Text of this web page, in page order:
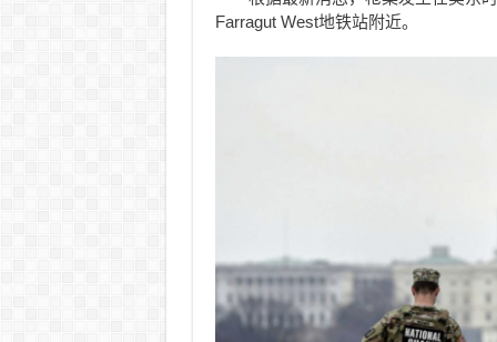
Farragut West地铁站附近。